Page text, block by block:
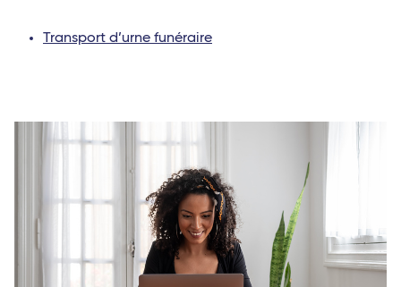
Transport d’urne funéraire